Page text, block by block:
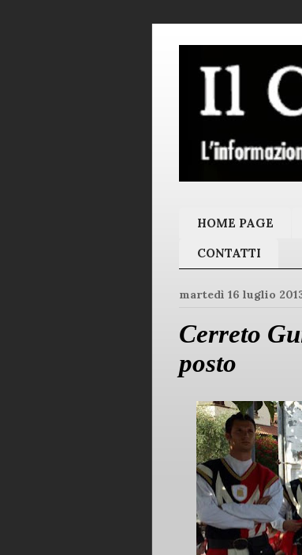
HOME PAGE
CONTATTI
martedì 16 luglio
Cerreto
posto